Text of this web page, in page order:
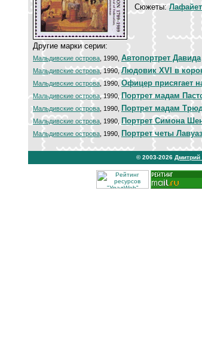
Сюжеты:
Другие марки серии:
Мальдивские острова , 1990, Автопортрет Давида
Мальдивские острова, 1990,Людовик XVI в
Мальдивские острова , 1990, Офицер присягает
Мальдивские острова, 1990,Портрет мадам
Мальдивские острова , 1990, Портрет мадам
Мальдивские острова , 1990, Портрет Симона
Мальдивские острова , 1990, Портрет четы
© 2003-2026 Дмитрий